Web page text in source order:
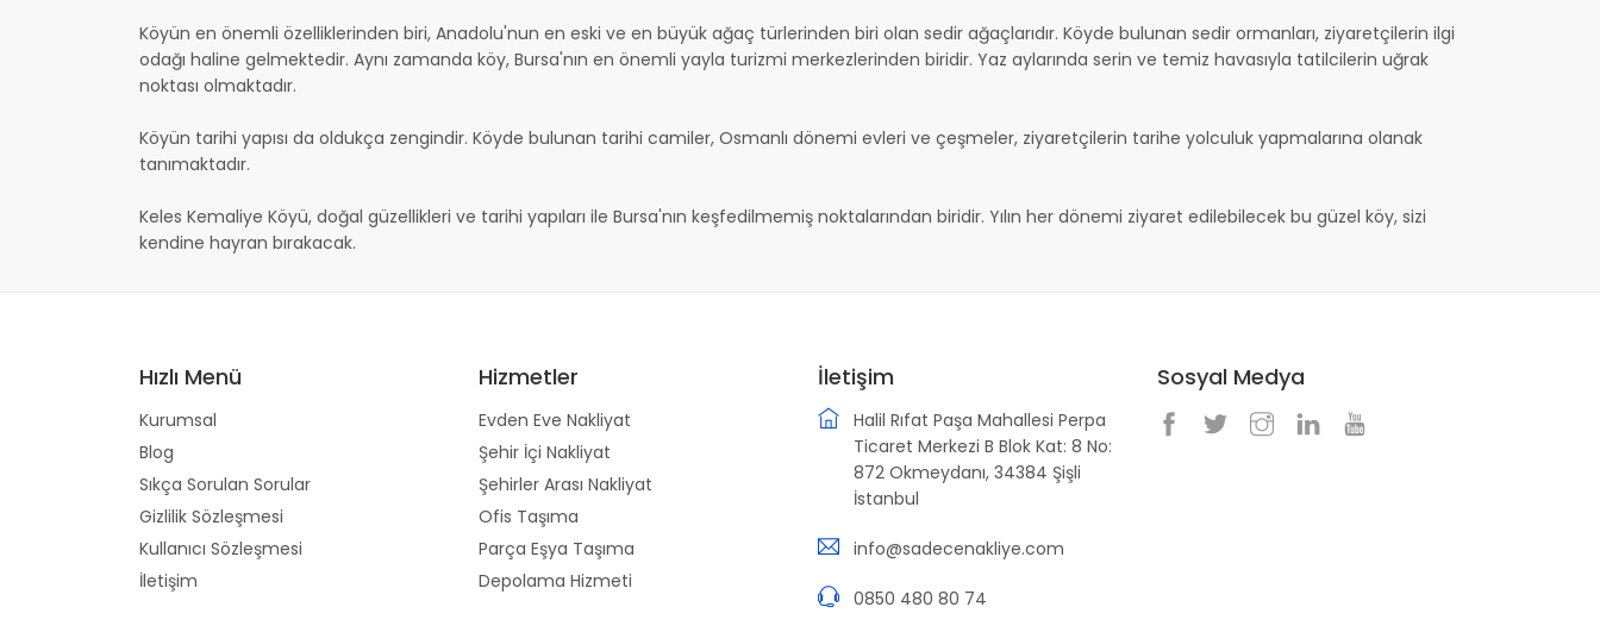
Köyün en önemli özelliklerinden biri, Anadolu'nun en eski ve en büyük ağaç türlerinden biri olan sedir ağaçlarıdır. Köyde bulunan sedir ormanları, ziyaretçilerin ilgi
odağı haline gelmektedir. Aynı zamanda köy, Bursa'nın en önemli yayla turizmi merkezlerinden biridir. Yaz aylarında serin ve temiz havasıyla tatilcilerin uğrak
noktası olmaktadır.
Köyün tarihi yapısı da oldukça zengindir. Köyde bulunan tarihi camiler, Osmanlı dönemi evleri ve çeşmeler, ziyaretçilerin tarihe yolculuk yapmalarına olanak
tanımaktadır.
Keles Kemaliye Köyü, doğal güzellikleri ve tarihi yapıları ile Bursa'nın keşfedilmemiş noktalarından biridir. Yılın her dönemi ziyaret edilebilecek bu güzel köy, sizi
kendine hayran bırakacak.
Hızlı Menü
Kurumsal
Blog
Sıkça Sorulan Sorular
Gizlilik Sözleşmesi
Kullanıcı Sözleşmesi
İletişim
Hizmetler
Evden Eve Nakliyat
Şehir İçi Nakliyat
Şehirler Arası Nakliyat
Ofis Taşıma
Parça Eşya Taşıma
Depolama Hizmeti
İletişim
Halil Rıfat Paşa Mahallesi Perpa
Ticaret Merkezi B Blok Kat: 8 No:
872 Okmeydanı, 34384 Şişli
İstanbul
info@sadecenakliye.com
0850 480 80 74
Sosyal Medya